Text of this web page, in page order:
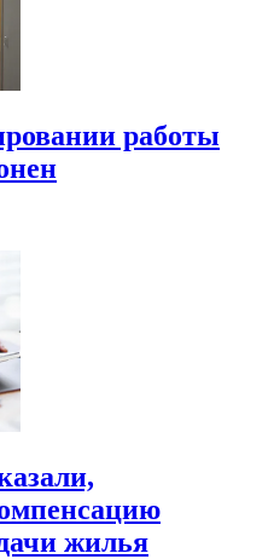
работы
жилья